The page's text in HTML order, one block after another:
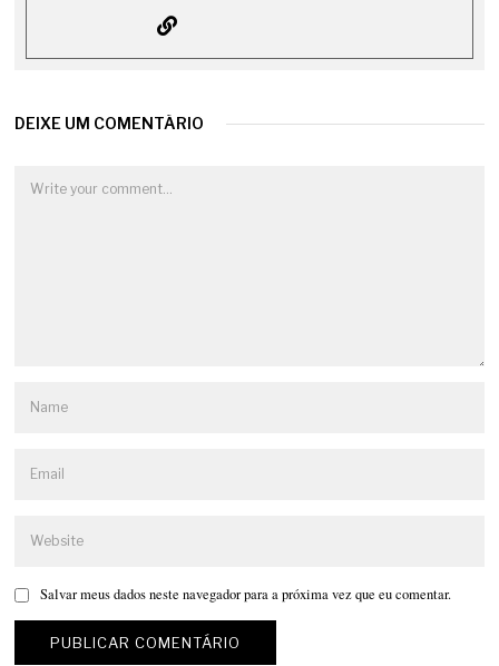
DEIXE UM COMENTÁRIO
Salvar meus dados neste navegador para a próxima vez que eu comentar.